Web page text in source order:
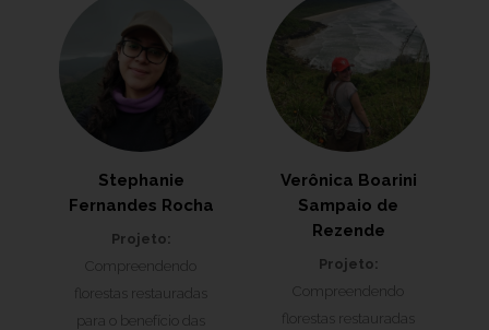
Stephanie
Fernandes Rocha
Projeto:
Compreendendo
florestas restauradas
para o benefício das
Verônica Boarini
Sampaio de
Rezende
Projeto:
Compreendendo
florestas restauradas